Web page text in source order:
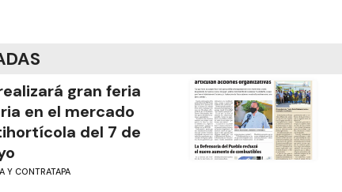
gran feria
en el mercado
del 7 de
Y CONTRATAPA